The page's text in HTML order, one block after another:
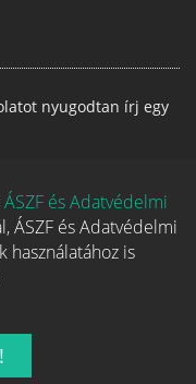
nyugodtan írj egy
kapcsolódó adatok
ÁSZF és Adatvédelmi
ÁSZF és Adatvédelmi
használatához is